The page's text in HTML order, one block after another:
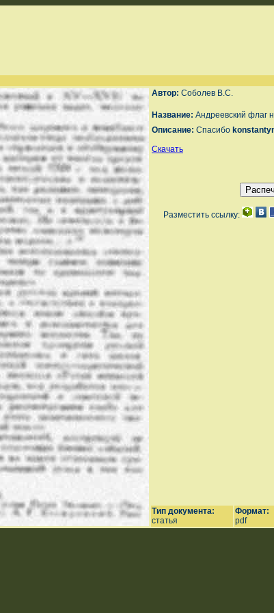
Автор: Соболев В.С.
Название: Андреевский флаг
Описание: Спасибо
Скачать
Разместить ссылку:
Тип документа:
статья
Формат:
pdf